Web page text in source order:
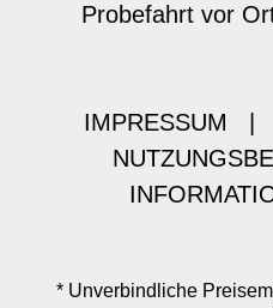
Probefahrt vor
IMPRESSUM
* Unverbindliche